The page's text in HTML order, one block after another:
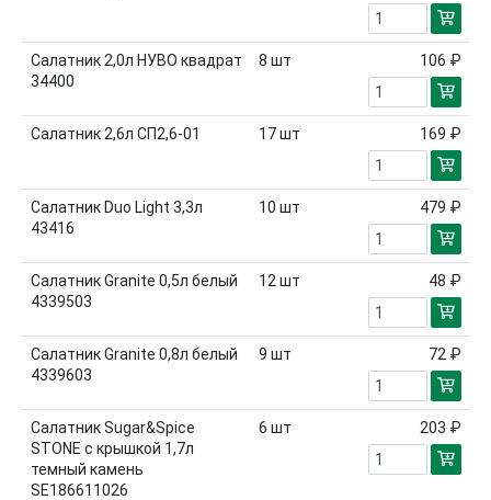
Салатник 2,0л НУВО квадрат
34400
8 шт 106 ₽
Салатник 2,6л СП2,6-01 17шт 169 ₽
Салатник Duo Light 3,3л
43416
10 шт 479 ₽
Салатник Granite 0,5л белый
4339503
12 шт 48 ₽
Салатник Granite 0,8л белый
4339603
9 шт 72 ₽
Салатник Sugar&Spice
STONE с крышкой 1,7л
темный камень
SE186611026
6 шт 203 ₽